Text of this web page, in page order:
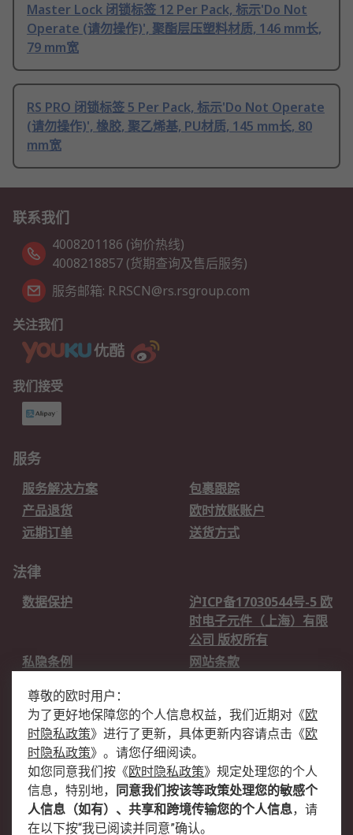
Master Lock 闭锁标签 12 Per Pack, 标示'Do Not
Operate (请勿操作)', 聚酯层压塑料材质, 146 mm长,
79 mm宽
RS PRO 闭锁标签 5 Per Pack, 标示'Do Not Operate
(请勿操作)', 橡胶, 聚乙烯基, PU材质, 145 mm长, 80
mm宽
联系我们
4008201186 (询价热线)
4008218857 (货期查询及售后服务)
服务邮箱: R.RSCN@rs.rsgroup.com
关注我们
我们接受
服务
服务解决方案
包裹跟踪
产品退货
欧时放账账户
远期订单
送货方式
法律
数据保护
沪ICP备17030544号-5 欧
时电子元件（上海）有限
公司 版权所有
私隐条例
网站条款
关于欧时
欧时销售条款
账户和付款
企业集团
全球办事处
关于我们
新闻中心
加入我们
尊敬的欧时用户：
为了更好地保障您的个人信息权益，我们近期对 《欧
时隐私政策》 进行了更新，具体更新内容请点击 《欧
时隐私政策》 。请您仔细阅读。
如您同意我们按 《欧时隐私政策》 规定处理您的个人
信息，特别地，
同意我们按该等政策处理您的敏感个
人信息（如有）、共享和跨境传输您的个人信息，请
在以下按“我已阅读并同意”确认。